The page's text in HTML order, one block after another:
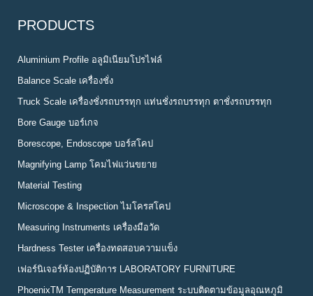
PRODUCTS
Aluminium Profile อลูมิเนียมโปรไฟล์
Balance Scale เครื่องชั่ง
Truck Scale เครื่องชั่งรถบรรทุก แท่นชั่งรถบรรทุก ตาชั่งรถบรรทุก
Bore Gauge บอร์เกจ
Borescope, Endoscope บอร์สโคป
Magnifying Lamp โคมไฟแว่นขยาย
Material Testing
Microscope & Inspection ไมโครสโคป
Measuring Instruments เครื่องมือวัด
Hardness Tester เครื่องทดสอบความแข็ง
เฟอร์นิเจอร์ห้องปฏิบัติการ LABORATORY FURNITURE
PhoenixTM Temperature Measurement ระบบติดตามข้อมูลอุณหภูมิ